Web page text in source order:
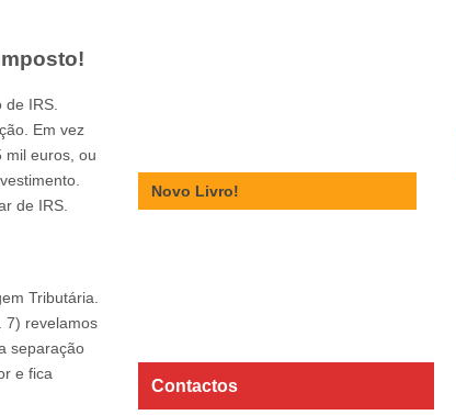
IRS.
Em vez
mil euros, ou
de IRS.
Tributária.
7) revelamos
separação
e fica
Novo Livro!
Contactos